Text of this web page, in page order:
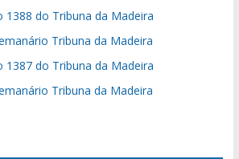
1388 do Tribuna da Madeira
Tribuna da Madeira
1387 do Tribuna da Madeira
Tribuna da Madeira